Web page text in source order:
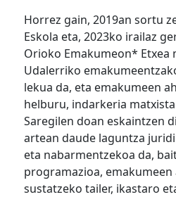
Horrez gain, 2019an sortu
Eskola eta, 2023ko irailaz
Orioko Emakumeon* Etxea
Udalerriko
lekua da, eta emakumeen
helburu, indarkeria
Saregilen doan eskaintzen
artean daude laguntza
eta nabarmentzekoa da,
programazioa, emakumeen
sustatzeko tailer, ikastaro